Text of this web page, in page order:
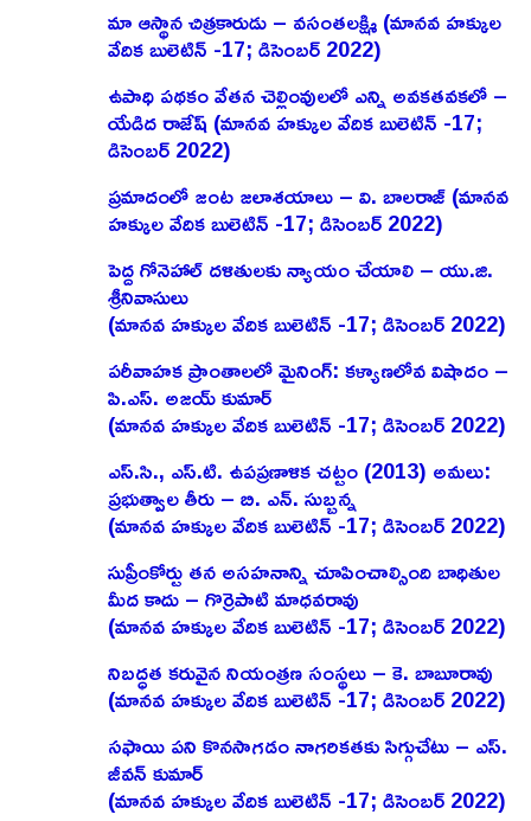
మా ఆస్థాన చిత్రకారుడు – వసంతలక్ష్మి (మానవ హక్కుల
వేదిక బులెటిన్ -17; డిసెంబర్ 2022)
ఉపాధి పథకం వేతన చెల్లింవులలో ఎన్ని అవకతవకలో –
యేడిద రాజేష్‌ (మానవ హక్కుల వేదిక బులెటిన్ -17;
డిసెంబర్ 2022)
ప్రమాదంలో జంట జలాశయాలు – వి. బాలరాజ్‌ (మానవ
హక్కుల వేదిక బులెటిన్ -17; డిసెంబర్ 2022)
పెద్ద గోనెహాల్‌ దళితులకు న్యాయం చేయాలి – యు.జి.
శ్రీనివాసులు
(మానవ హక్కుల వేదిక బులెటిన్ -17; డిసెంబర్ 2022)
పరీవాహక ప్రాంతాలలో మైనింగ్‌: కళ్యాణలోవ విషాదం –
పి.ఎస్‌. అజయ్‌ కుమార్‌
(మానవ హక్కుల వేదిక బులెటిన్ -17; డిసెంబర్ 2022)
ఎస్‌.సి., ఎస్‌.టి. ఉపప్రణాళిక చట్టం (2013) అమలు:
ప్రభుత్వాల తీరు – బి. ఎన్‌. సుబ్బన్న
(మానవ హక్కుల వేదిక బులెటిన్ -17; డిసెంబర్ 2022)
సుప్రీంకోర్టు తన అసహనాన్ని చూపించాల్సింది బాధితుల
మీద కాదు – గొర్రెపాటి మాధవరావు
(మానవ హక్కుల వేదిక బులెటిన్ -17; డిసెంబర్ 2022)
నిబద్ధత కరువైన నియంత్రణ సంస్థలు – కె. బాబూరావు
(మానవ హక్కుల వేదిక బులెటిన్ -17; డిసెంబర్ 2022)
సఫాయి పని కొనసాగడం నాగరికతకు సిగ్గుచేటు – ఎస్‌.
జీవన్‌ కుమార్‌
(మానవ హక్కుల వేదిక బులెటిన్ -17; డిసెంబర్ 2022)